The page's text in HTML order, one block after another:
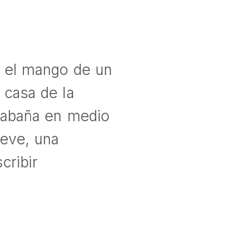
mango de un
de la
en medio
una